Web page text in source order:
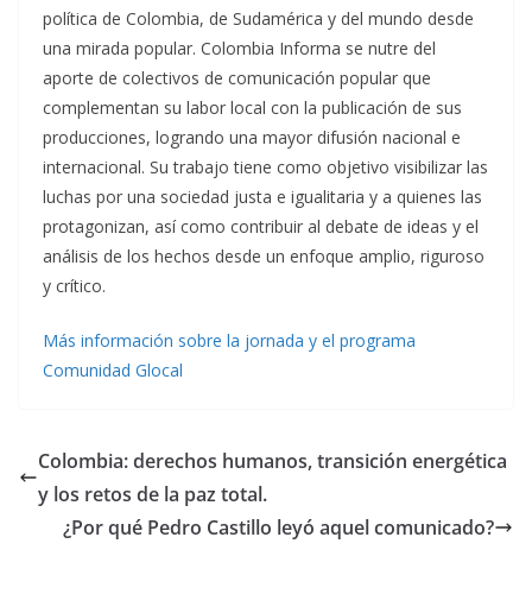
política de Colombia, de Sudamérica y del mundo desde
una mirada popular. Colombia Informa se nutre del
aporte de colectivos de comunicación popular que
complementan su labor local con la publicación de sus
producciones, logrando una mayor difusión nacional e
internacional. Su trabajo tiene como objetivo visibilizar las
luchas por una sociedad justa e igualitaria y a quienes las
protagonizan, así como contribuir al debate de ideas y el
análisis de los hechos desde un enfoque amplio, riguroso
y crítico.
Más información sobre la jornada y el programa
Comunidad Glocal
Colombia: derechos humanos, transición energética
y los retos de la paz total.
¿Por qué Pedro Castillo leyó aquel comunicado?